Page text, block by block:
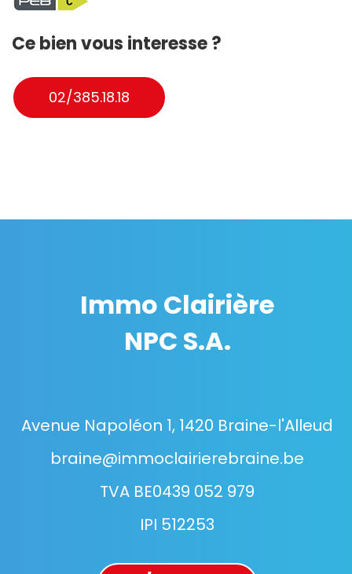
Ce bien vous interesse ?
02/385.18.18
Immo Clairière
NPC S.A.
Avenue Napoléon 1, 1420 Braine-l'Alleud
braine@immoclairierebraine.be
TVA BE0439 052 979
IPI 512253